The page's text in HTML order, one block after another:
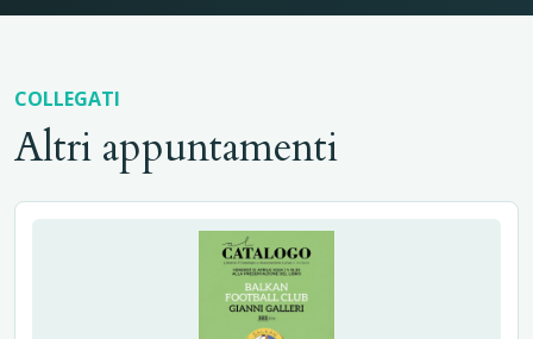
COLLEGATI
Altri appuntamenti